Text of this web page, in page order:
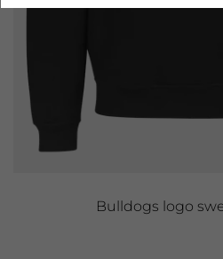
Bulldogs logo